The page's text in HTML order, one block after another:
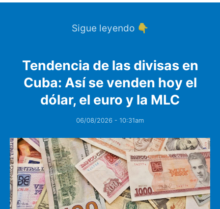
Sigue leyendo 👇